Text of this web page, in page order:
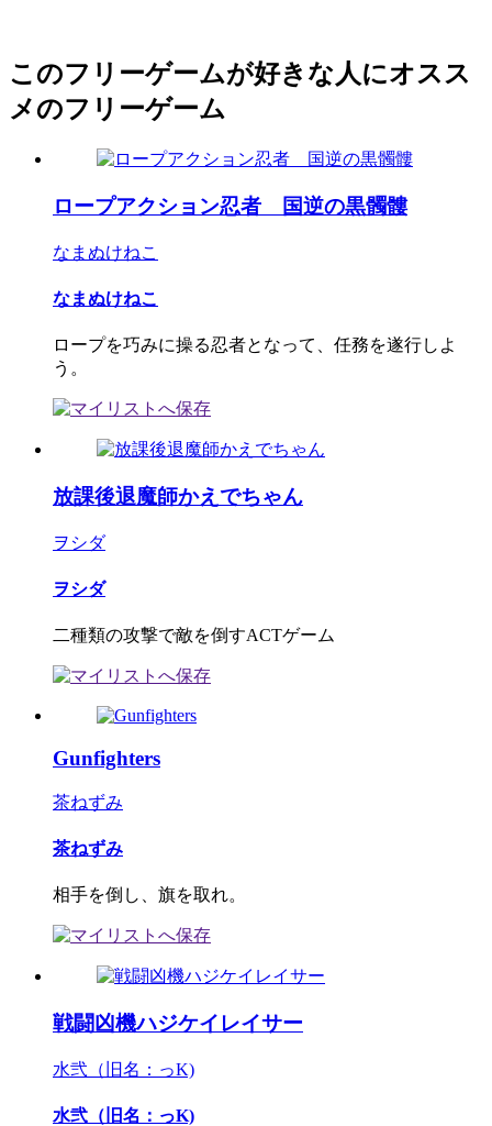
このフリーゲームが好きな人にオスス
メのフリーゲーム
ロープアクション忍者 国逆の黒髑髏
なまぬけねこ
なまぬけねこ
ロープを巧みに操る忍者となって、任務を遂行しよ
う。
放課後退魔師かえでちゃん
ヲシダ
ヲシダ
二種類の攻撃で敵を倒すACTゲーム
Gunfighters
茶ねずみ
茶ねずみ
相手を倒し、旗を取れ。
戦闘凶機ハジケイレイサー
水弐（旧名：っK)
水弐（旧名：っK)